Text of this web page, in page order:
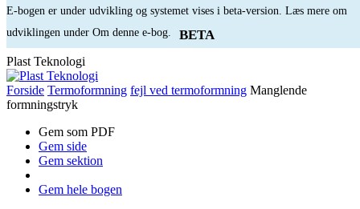
E-bogen er under udvikling og systemet vises i beta-version. Læs mere om
udviklingen under Om denne e-bog.
BETA
Plast Teknologi
Forside Termoformning fejl ved termoformning Manglende
formningstryk
Gem som PDF
Gem side
Gem sektion
Gem hele bogen